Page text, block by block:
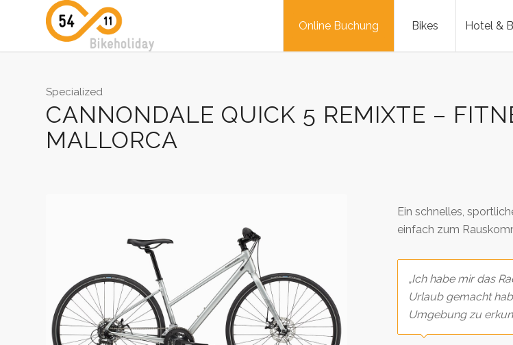
Online Buchung Bikes Hotel &
Specialized
CANNONDALE QUICK 5 REMIXTE –
MALLORCA
Ein schnelles,
einfach zum
„Ich habe mir das
Urlaub gemacht
Umgebung zu